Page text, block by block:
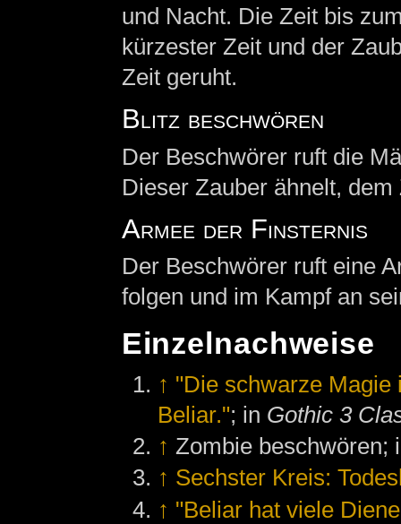
und Nacht. Die Zeit bis
kürzester Zeit und der
Zeit geruht.
Blitz beschwören
Der Beschwörer ruft die
Dieser Zauber ähnelt,
Armee der Finsternis
Der Beschwörer ruft eine
folgen und im Kampf an
Einzelnachweise
↑ "Die schwarze Magie
Beliar."; in Gothic 3
↑ Zombie beschwören;
↑ Sechster Kreis:
↑ "Beliar hat viele